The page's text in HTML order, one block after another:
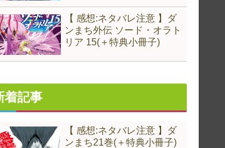
【 感想:ネタバレ注意 】ダ
ンまち外伝 ソード・オラト
リア 15(＋特典小冊子)
着記事
【 感想:ネタバレ注意 】ダ
ンまち21巻(＋特典小冊子)